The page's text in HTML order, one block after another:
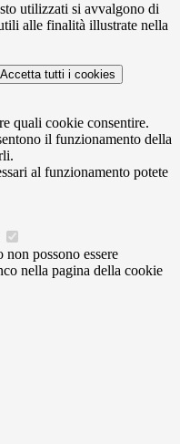
utilizzati si avvalgono di
alle finalità illustrate nella
Accetta tutti i cookies
quali cookie consentire.
il funzionamento della
al funzionamento potete
possono essere
nella pagina della cookie